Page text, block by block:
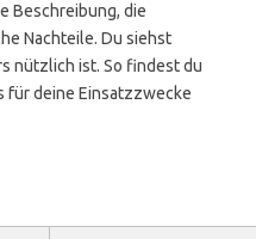
Beschreibung, die
Nachteile. Du siehst
nützlich ist. So findest du
für deine Einsatzzwecke